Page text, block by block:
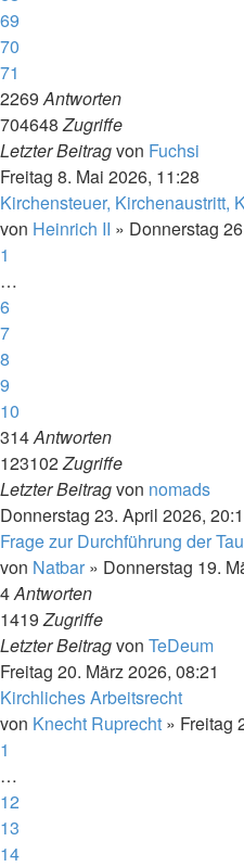
69
70
71
2269Antworten
704648Zugriffe
Letzter Beitragvon Fuchsi
Freitag 8. Mai 2026, 11:28
Kirchensteuer, Kirchenaustritt,
von Heinrich II » Donnerstag
1
…
6
7
8
9
10
314Antworten
123102Zugriffe
Letzter Beitragvon nomads
Donnerstag 23. April 2026,
Frage zur Durchführung der
von Natbar » Donnerstag 19.
4Antworten
1419Zugriffe
Letzter Beitragvon TeDeum
Freitag 20. März 2026, 08:21
Kirchliches Arbeitsrecht
von Knecht Ruprecht » Freitag
1
…
12
13
14